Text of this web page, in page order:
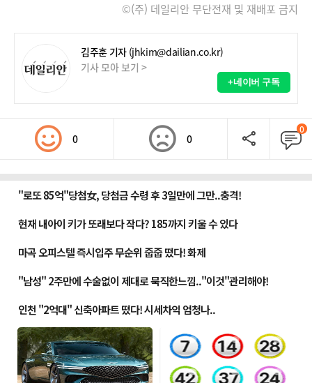
©(주) 데일리안 무단전재 및 재배포 금지
김주훈 기자 (jhkim@dailian.co.kr)
기사 모아 보기 >
+네이버 구독
0 0
0